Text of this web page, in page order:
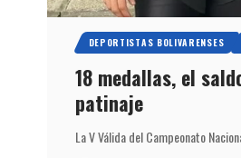
DEPORTISTAS BOLIVARENSES
18 medallas, el
patinaje
La V Válida del Campeonato